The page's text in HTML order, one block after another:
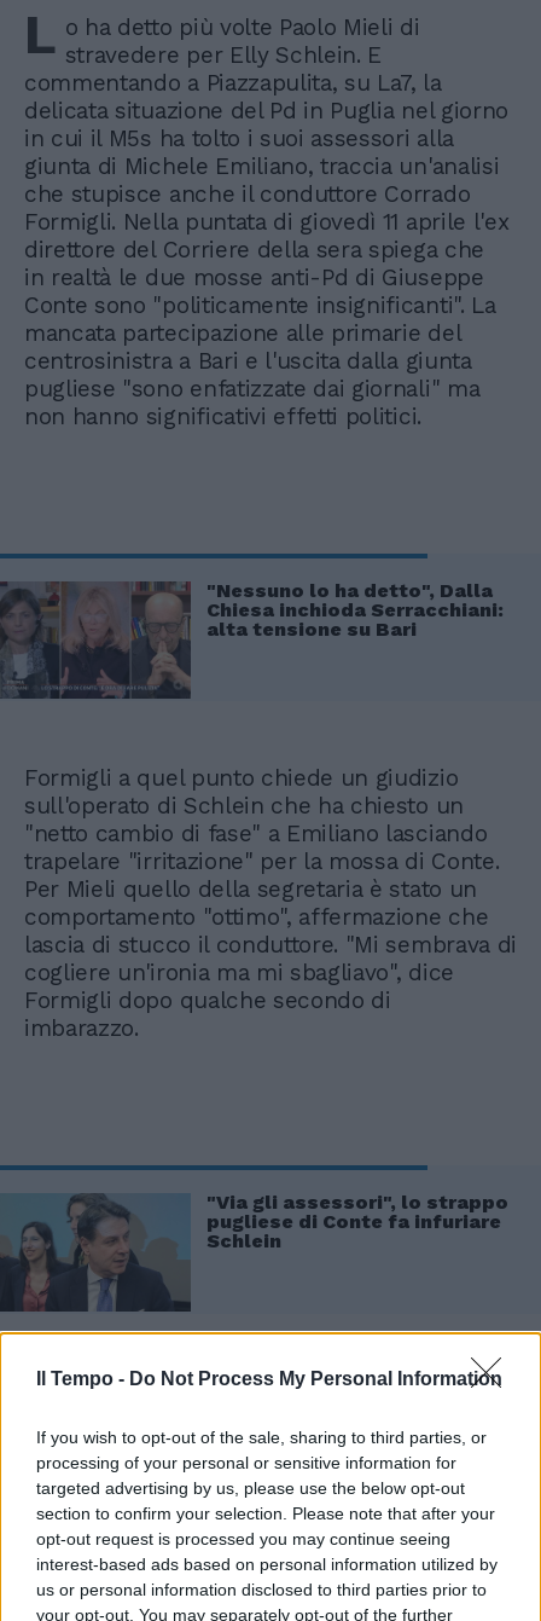
Il Tempo - Do Not Process My Personal Information
If you wish to opt-out of the sale, sharing to third parties, or
processing of your personal or sensitive information for
targeted advertising by us, please use the below opt-out
section to confirm your selection. Please note that after your
opt-out request is processed you may continue seeing
interest-based ads based on personal information utilized by
us or personal information disclosed to third parties prior to
your opt-out. You may separately opt-out of the further
L o ha detto più volte Paolo Mieli di
stravedere per Elly Schlein. E
commentando a Piazzapulita, su La7, la
delicata situazione del Pd in Puglia nel giorno
in cui il M5s ha tolto i suoi assessori alla
giunta di Michele Emiliano, traccia un'analisi
che stupisce anche il conduttore Corrado
Formigli. Nella puntata di giovedì 11 aprile l'ex
direttore del Corriere della sera spiega che
in realtà le due mosse anti-Pd di Giuseppe
Conte sono "politicamente insignificanti". La
mancata partecipazione alle primarie del
centrosinistra a Bari e l'uscita dalla giunta
pugliese "sono enfatizzate dai giornali" ma
non hanno significativi effetti politici.
"Nessuno lo ha detto", Dalla
Chiesa inchioda Serracchiani:
alta tensione su Bari
Formigli a quel punto chiede un giudizio
sull'operato di Schlein che ha chiesto un
"netto cambio di fase" a Emiliano lasciando
trapelare "irritazione" per la mossa di Conte.
Per Mieli quello della segretaria è stato un
comportamento "ottimo", affermazione che
lascia di stucco il conduttore. "Mi sembrava di
cogliere un'ironia ma mi sbagliavo", dice
Formigli dopo qualche secondo di
imbarazzo.
"Via gli assessori", lo strappo
pugliese di Conte fa infuriare
Schlein
Insomma, per l'editorialista e storico la
profonda nel Partito democratico, "complessa
e funzionale" perché "il Pd è infestato di
cacicchi, capi locali che sono in occulta
guerra contro Schlein" e la strategia di Conte
è strumentale al necessario rinnovamento del
partito. Insomma, per Mieli a Bari è in
corso "una gigantesca operazione Schlein".